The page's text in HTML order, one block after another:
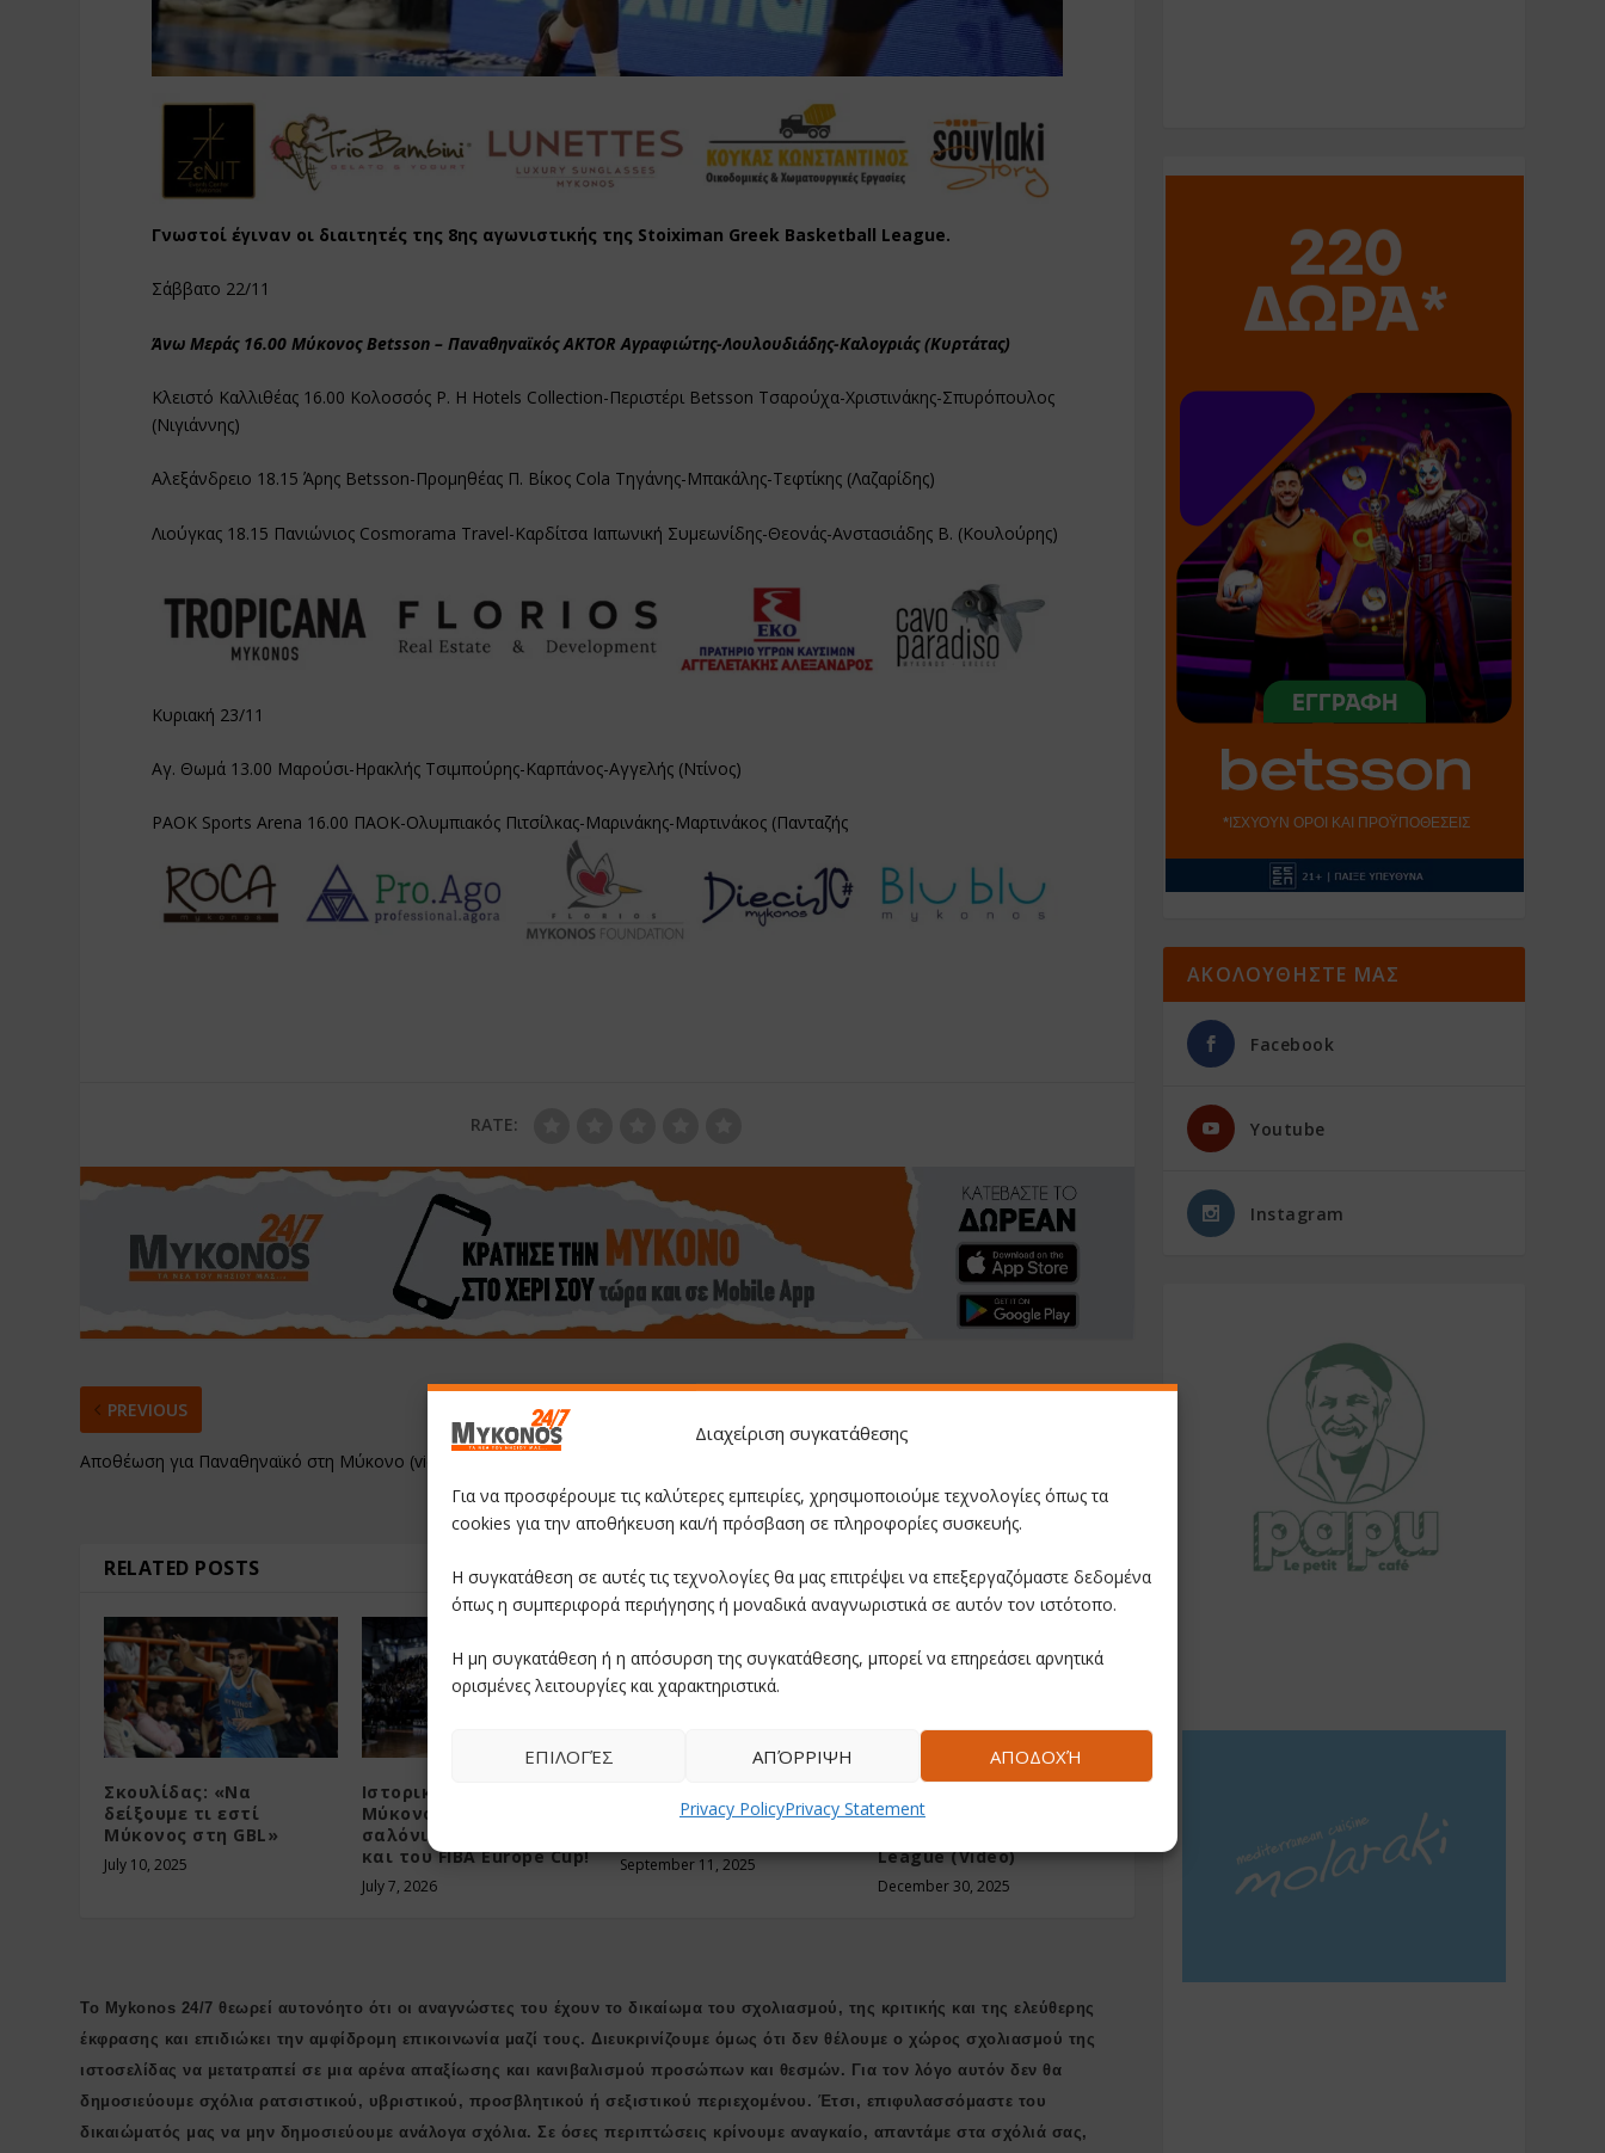
Διαχείριση συγκατάθεσης
Για να προσφέρουμε τις καλύτερες εμπειρίες, χρησιμοποιούμε τεχνολογίες όπως τα
cookies για την αποθήκευση και/ή πρόσβαση σε πληροφορίες συσκευής.
Η συγκατάθεση σε αυτές τις τεχνολογίες θα μας επιτρέψει να επεξεργαζόμαστε δεδομένα
όπως η συμπεριφορά περιήγησης ή μοναδικά αναγνωριστικά σε αυτόν τον ιστότοπο.
Η μη συγκατάθεση ή η απόσυρση της συγκατάθεσης, μπορεί να επηρεάσει αρνητικά
ορισμένες λειτουργίες και χαρακτηριστικά.
ΑΠΟΔΟΧΉ
ΑΠΌΡΡΙΨΗ
ΕΠΙΛΟΓΈΣ
Privacy PolicyPrivacy Statement
Γνωστοί έγιναν οι διαιτητές της 8ης αγωνιστικής της Stoiximan Greek Basketball League.
Σάββατο 22/11
Άνω Μεράς 16.00 Μύκονος Betsson – Παναθηναϊκός AKTOR Αγραφιώτης-Λουλουδιάδης-Καλογριάς (Κυρτάτας)
Κλειστό Καλλιθέας 16.00 Κολοσσός Ρ. H Hotels Collection-Περιστέρι Betsson Τσαρούχα-Χριστινάκης-Σπυρόπουλος
(Νιγιάννης)
Αλεξάνδρειο 18.15 Άρης Betsson-Προμηθέας Π. Βίκος Cola Τηγάνης-Μπακάλης-Τεφτίκης (Λαζαρίδης)
Λιούγκας 18.15 Πανιώνιος Cosmorama Travel-Καρδίτσα Ιαπωνική Συμεωνίδης-Θεονάς-Ανστασιάδης Β. (Κουλούρης)
Κυριακή 23/11
Αγ. Θωμά 13.00 Μαρούσι-Ηρακλής Τσιμπούρης-Καρπάνος-Αγγελής (Ντίνος)
PAOK Sports Arena 16.00 ΠΑΟΚ-Ολυμπιακός Πιτσίλκας-Μαρινάκης-Μαρτινάκος (Πανταζής
RATE:
PREVIOUS
Αποθέωση για Παναθηναϊκό στη Μύκονο (vid)
έγκαιρη διάγνωση των συμπτωμάτων βελτιώνει την
πρόγνωση
RELATED POSTS
Σκουλίδας: «Να
δείξουμε τι εστί
Μύκονος στη GBL»
July 10, 2025
Ιστορική στιγμή: Η
Μύκονος Betsson στα
σαλόνια της Ευρώπης
και του FIBA Europe Cup!
July 7, 2026
Ηρακλή για τη Μύκονο
September 11, 2025
Μυθική Άνοδος της
League (Video)
December 30, 2025
Το Mykonos 24/7 θεωρεί αυτονόητο ότι οι αναγνώστες του έχουν το δικαίωμα του σχολιασμού, της κριτικής και της ελεύθερης
έκφρασης και επιδιώκει την αμφίδρομη επικοινωνία μαζί τους. Διευκρινίζουμε όμως ότι δεν θέλουμε ο χώρος σχολιασμού της
ιστοσελίδας να μετατραπεί σε μια αρένα απαξίωσης και κανιβαλισμού προσώπων και θεσμών. Για τον λόγο αυτόν δεν θα
δημοσιεύουμε σχόλια ρατσιστικού, υβριστικού, προσβλητικού ή σεξιστικού περιεχομένου. Έτσι, επιφυλασσόμαστε του
δικαιώματός μας να μην δημοσιεύουμε ανάλογα σχόλια. Σε όσες περιπτώσεις κρίνουμε αναγκαίο, απαντάμε στα σχόλιά σας,
ΑΚΟΛΟΥΘΗΣΤΕ ΜΑΣ
Facebook
Youtube
Instagram